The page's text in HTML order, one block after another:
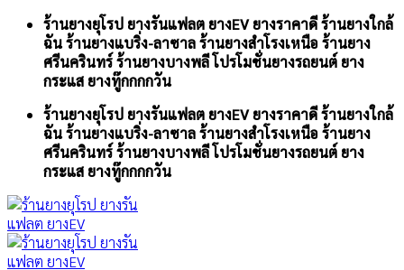
Skip
content
ร้านยางยุโรป ยางรันแฟลต ยางEV ยางราคาดี ร้านยางใกล้
ฉัน ร้านยางแบริ่ง-ลาซาล ร้านยางสำโรงเหนือ ร้านยาง
ศรีนครินทร์ ร้านยางบางพลี โปรโมชั่นยางรถยนต์ ยาง
กระแส ยางทู๊กกกกวัน
ร้านยางยุโรป ยางรันแฟลต ยางEV ยางราคาดี ร้านยางใกล้
ฉัน ร้านยางแบริ่ง-ลาซาล ร้านยางสำโรงเหนือ ร้านยาง
ศรีนครินทร์ ร้านยางบางพลี โปรโมชั่นยางรถยนต์ ยาง
กระแส ยางทู๊กกกกวัน